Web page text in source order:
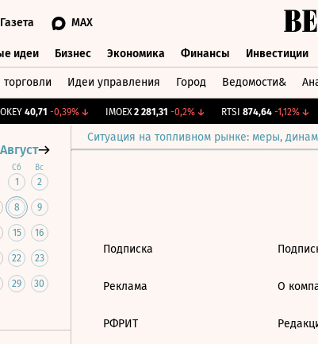
Газета MAX
идеи Бизнес Экономика Финансы Инвестиции
Идеи управления Город Ведомости&
40,71 -0,39%↓ IMOEX 2 281,31 -0,2%↓ RTSI 874,64 -1,12%↓
Ситуация на топливном рынке: меры,
Август
Сб Вс
1 2
8 9
15 16
22 23
29 30
Подписка
Реклама
РФРИТ
О